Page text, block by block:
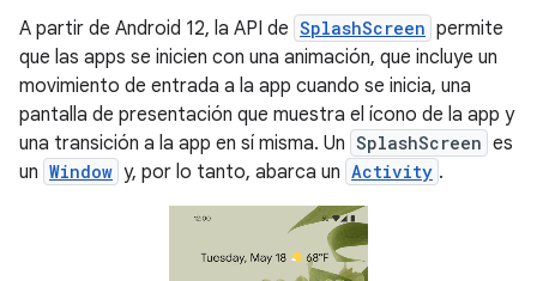
A partir de Android 12, la API de SplashScreen permite
que las apps se inicien con una animación, que incluye un
movimiento de entrada a la app cuando se inicia, una
pantalla de presentación que muestra el ícono de la app y
una transición a la app en sí misma. Un SplashScreen es
un Window y, por lo tanto, abarca un Activity .